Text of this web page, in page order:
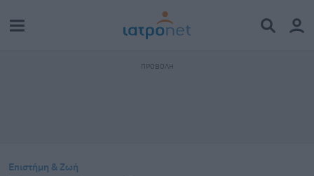
Επιστήμη & Ζωή